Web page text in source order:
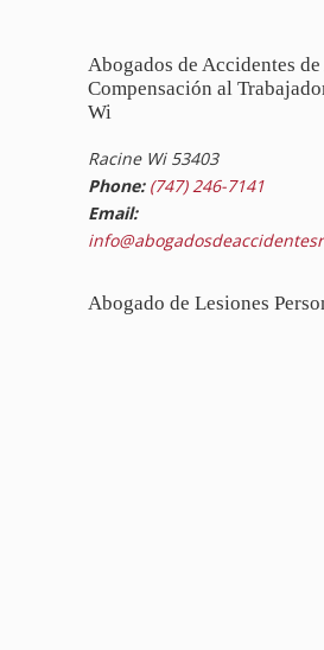
Abogados de Accidentes
Compensación al
Wi
Racine Wi 53403
Phone: (747) 246-7141
Email:
Abogado de Lesiones